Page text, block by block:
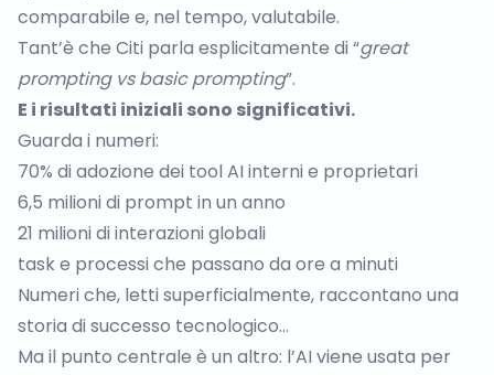
comparabile e, nel tempo, valutabile.
Tant’è che Citi parla esplicitamente di “great
prompting vs basic prompting”.
E i risultati iniziali sono significativi.
Guarda i numeri:
70% di adozione dei tool AI interni e proprietari
6,5 milioni di prompt in un anno
21 milioni di interazioni globali
task e processi che passano da ore a minuti
Numeri che, letti superficialmente, raccontano una
storia di successo tecnologico…
Ma il punto centrale è un altro: l’AI viene usata per